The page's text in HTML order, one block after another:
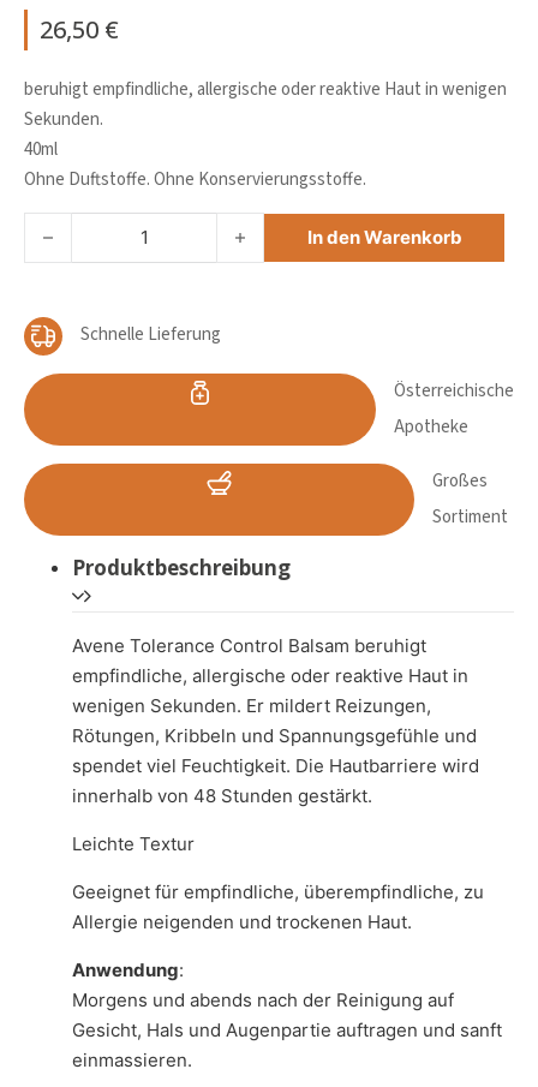
26,50 €
beruhigt empfindliche, allergische oder reaktive Haut in wenigen
Sekunden.
40ml
Ohne Duftstoffe. Ohne Konservierungsstoffe.
AVENE TOLERANCE CONTROL CREME Menge
In den Warenkorb
Schnelle Lieferung
Österreichische
Apotheke
Großes
Sortiment
Produktbeschreibung
Avene Tolerance Control Balsam beruhigt
empfindliche, allergische oder reaktive Haut in
wenigen Sekunden. Er mildert Reizungen,
Rötungen, Kribbeln und Spannungsgefühle und
spendet viel Feuchtigkeit. Die Hautbarriere wird
innerhalb von 48 Stunden gestärkt.
Leichte Textur
Geeignet für empfindliche, überempfindliche, zu
Allergie neigenden und trockenen Haut.
Anwendung:
Morgens und abends nach der Reinigung auf
Gesicht, Hals und Augenpartie auftragen und sanft
einmassieren.